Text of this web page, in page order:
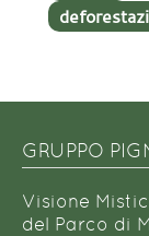
GRUPPO
Visione
del Parco di